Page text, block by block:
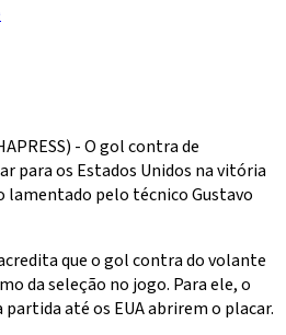
- O gol contra de
para os Estados Unidos na vitória
lamentado pelo técnico Gustavo
que o gol contra do volante
da seleção no jogo. Para ele, o
até os EUA abrirem o placar.